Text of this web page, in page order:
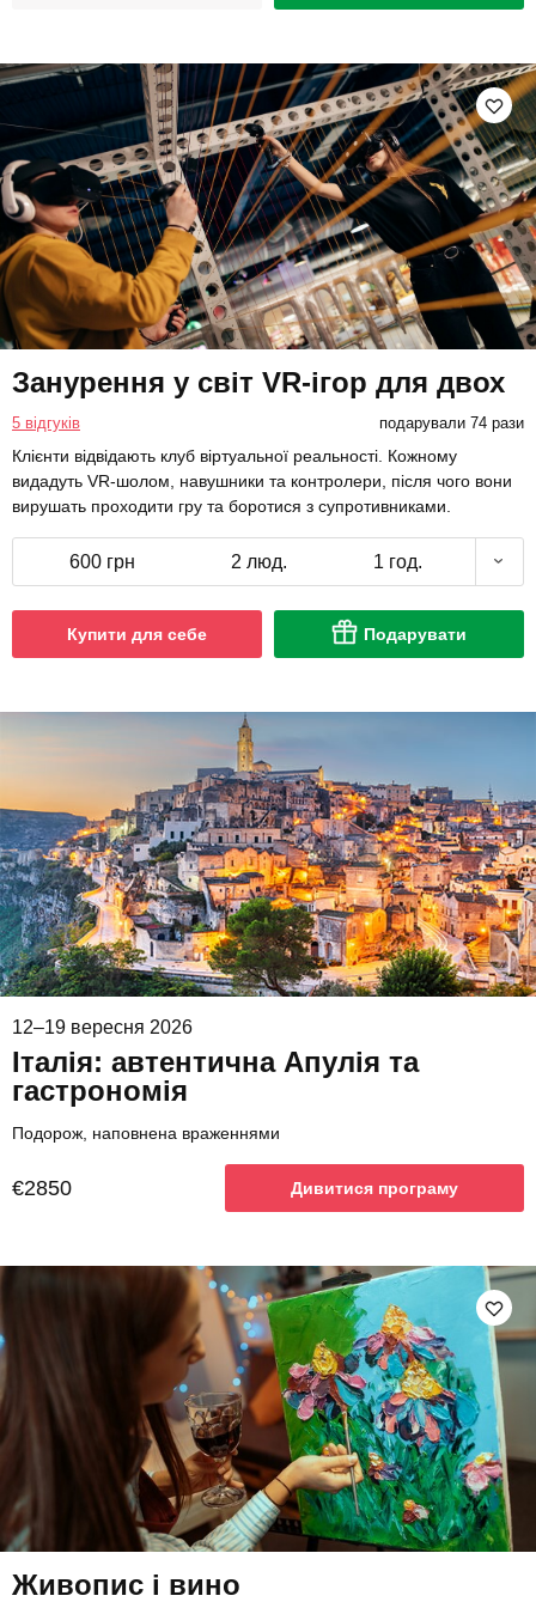
Занурення у світ VR-ігор для двох
5 відгуків подарували 74 рази
Клієнти відвідають клуб віртуальної реальності. Кожному
видадуть VR-шолом, навушники та контролери, після чого вони
вирушать проходити гру та боротися з супротивниками.
600 грн 2 люд. 1 год.
Купити для себе Подарувати
12–19 вересня 2026
Італія: автентична Апулія та
гастрономія
Подорож, наповнена враженнями
€2850 Дивитися програму
Живопис і вино